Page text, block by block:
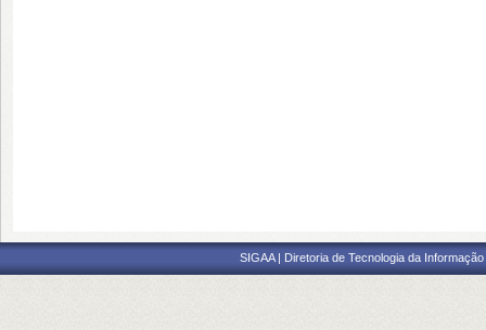
SIGAA | Diretoria de Tecnologia da